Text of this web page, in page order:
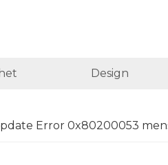
Design
Error 0x80200053